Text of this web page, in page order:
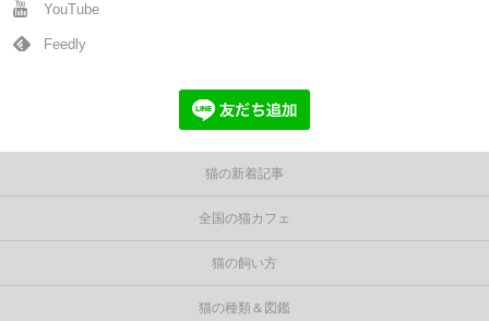
YouTube
Feedly
猫の新着記事
全国の猫カフェ
猫の飼い方
猫の種類＆図鑑